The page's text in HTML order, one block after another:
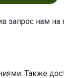
запрос нам на
Также